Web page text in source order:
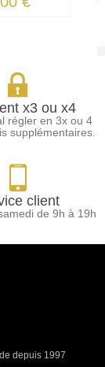
x3 ou x4
régler en 3x ou 4
supplémentaires.
client
de 9h à 19h
depuis 1997